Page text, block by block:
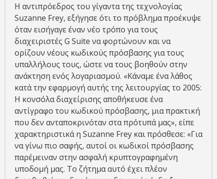
Η αντιπρόεδρος του γίγαντα της τεχνολογίας
Suzanne Frey, εξήγησε ότι το πρόβλημα προέκυψε
όταν εισήγαγε έναν νέο τρόπο για τους
διαχειριστές G Suite να φορτώνουν και να
ορίζουν νέους κωδικούς πρόσβασης για τους
υπαλλήλους τους, ώστε να τους βοηθούν στην
ανάκτηση ενός λογαριασμού. «Κάναμε ένα λάθος
κατά την εφαρμογή αυτής της λειτουργίας το 2005:
Η κονσόλα διαχείρισης αποθήκευσε ένα
αντίγραφο του κωδικού πρόσβασης, μια πρακτική
που δεν ανταποκρινόταν στα πρότυπά μας», είπε
χαρακτηριστικά η Suzanne Frey και πρόσθεσε: «Για
να γίνω πιο σαφής, αυτοί οι κωδικοί πρόσβασης
παρέμειναν στην ασφαλή κρυπτογραφημένη
υποδομή μας. Το ζήτημα αυτό έχει πλέον